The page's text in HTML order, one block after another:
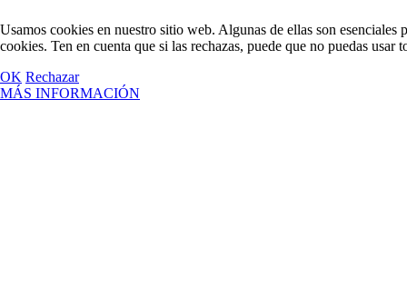
Usamos cookies en nuestro sitio web. Algunas de ellas son
cookies. Ten en cuenta que si las rechazas, puede que no puedas
OK Rechazar
MÁS INFORMACIÓN